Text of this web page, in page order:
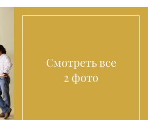
Смотреть все
2 фото